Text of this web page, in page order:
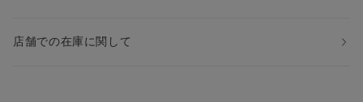
店舗での在庫に関して